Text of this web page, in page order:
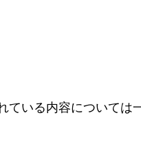
ている内容については